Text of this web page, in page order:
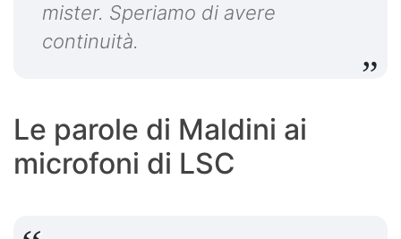
mister. Speriamo di avere
continuità.
Le parole di Maldini ai
microfoni di LSC